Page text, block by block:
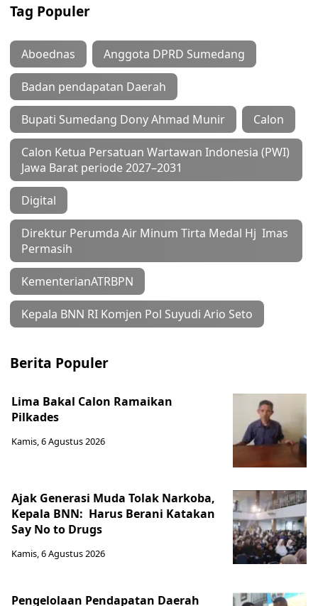
Tag Populer
Aboednas Anggota DPRD Sumedang
Badan pendapatan Daerah
Bupati Sumedang Dony Ahmad Munir Calon
Calon Ketua Persatuan Wartawan Indonesia (PWI)
Jawa Barat periode 2027–2031
Digital
Direktur Perumda Air Minum Tirta Medal Hj Imas
Permasih
KementerianATRBPN
Kepala BNN RI Komjen Pol Suyudi Ario Seto
Berita Populer
Lima Bakal Calon Ramaikan
Pilkades
Kamis, 6 Agustus 2026
Ajak Generasi Muda Tolak Narkoba,
Kepala BNN: Harus Berani Katakan
Say No to Drugs
Kamis, 6 Agustus 2026
Pengelolaan Pendapatan Daerah